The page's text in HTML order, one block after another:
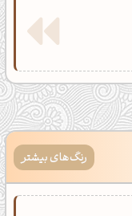
رنگ‌های بیشتر